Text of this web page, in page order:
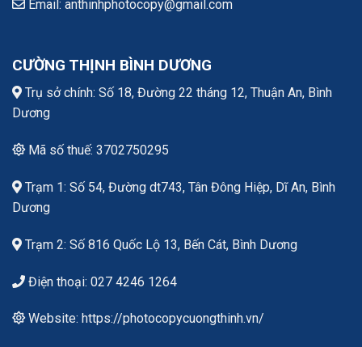
Email: anthinhphotocopy@gmail.com
CƯỜNG THỊNH BÌNH DƯƠNG
Trụ sở chính: Số 18, Đường 22 tháng 12, Thuận An, Bình
Dương
Mã số thuế: 3702750295
Trạm 1: Số 54, Đường dt743, Tân Đông Hiệp, Dĩ An, Bình
Dương
Trạm 2: Số 816 Quốc Lộ 13, Bến Cát, Bình Dương
Điện thoại: 027 4246 1264
Website: https://photocopycuongthinh.vn/